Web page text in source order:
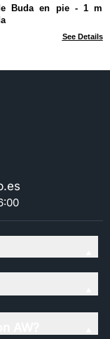
Buda en pie - 1 m
See Details